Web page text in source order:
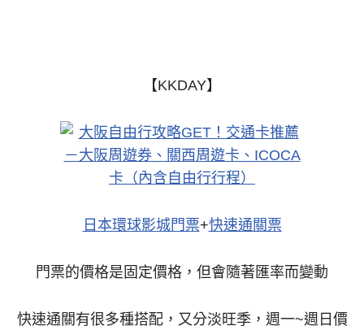
【KKDAY】
日本環球影城門票+快速通關票
門票的價格是固定價格，但會隨著匯率而變動
快速通關有很多種搭配，又分淡旺季，週一~週日價